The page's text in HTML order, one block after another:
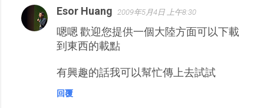
Esor Huang 2009年5月4日 上午8:30
嗯嗯 歡迎您提供一個大陸方面可以下載
到東西的載點
有興趣的話我可以幫忙傳上去試試
回覆